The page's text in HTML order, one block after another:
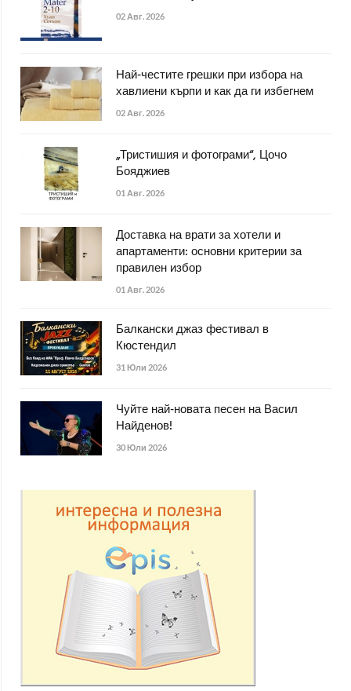
02 Авг. 2026
Най-честите грешки при избора на
хавлиени кърпи и как да ги избегнем
02 Авг. 2026
„Тристишия и фотограми“, Цочо
Бояджиев
01 Авг. 2026
Доставка на врати за хотели и
апартаменти: основни критерии за
правилен избор
01 Авг. 2026
Балкански джаз фестивал в
Кюстендил
31 Юли 2026
Чуйте най-новата песен на Васил
Найденов!
30 Юли 2026